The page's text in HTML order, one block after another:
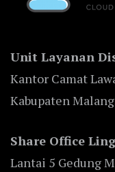
Unit Layanan
Kantor Camat
Kabupaten
Share Office
Lantai 5 Gedung